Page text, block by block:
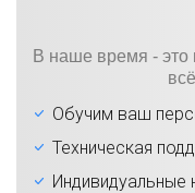
В наше время - это
Обучим ваш
Техническая
Индивидуальные